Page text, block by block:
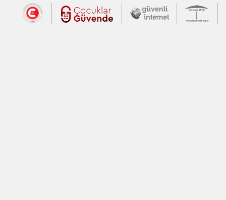
Dış Bağlantılar
Cumhurbaşkanlığı İletişim Merkezi
Çocuklar Güvende (yeni
Güvenli